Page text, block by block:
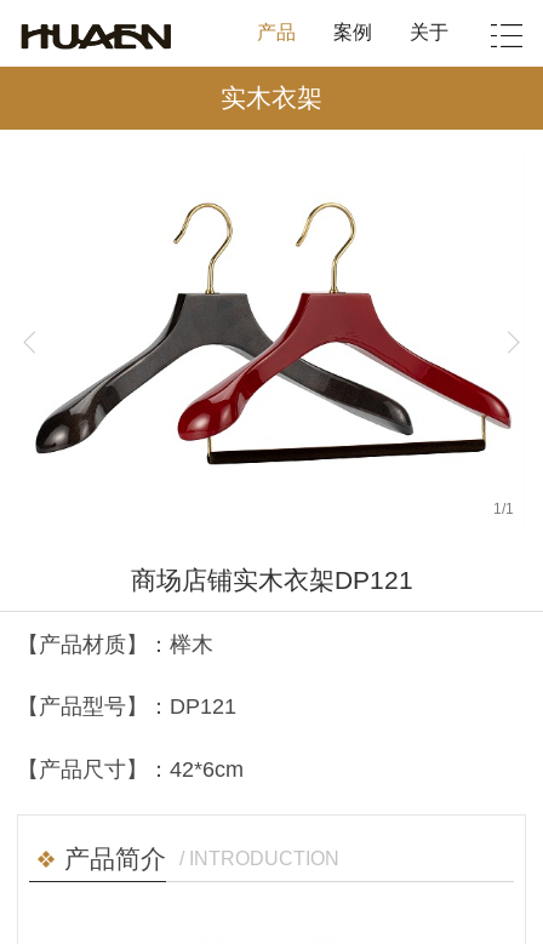
产品 案例 关于
实木衣架
1 /1
商场店铺实木衣架DP121
【产品材质】：榉木
【产品型号】：DP121
【产品尺寸】：42*6cm
产品简介 / INTRODUCTION